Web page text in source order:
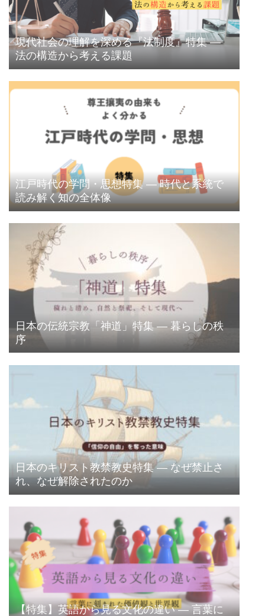
現代社会の理解を深める『法制度』特集 ―
法の構造から考える課題
江戸時代の学問・思想特集 ― 時代と系統で
読み解く知の全体像
日本の伝統宗教「神道」特集 ― 暮らしの秩
序
日本のキリスト教禁教史特集 ― なぜ禁止さ
れ、なぜ解除されたのか
【特集】英語から見る文化の違い ― 言葉に